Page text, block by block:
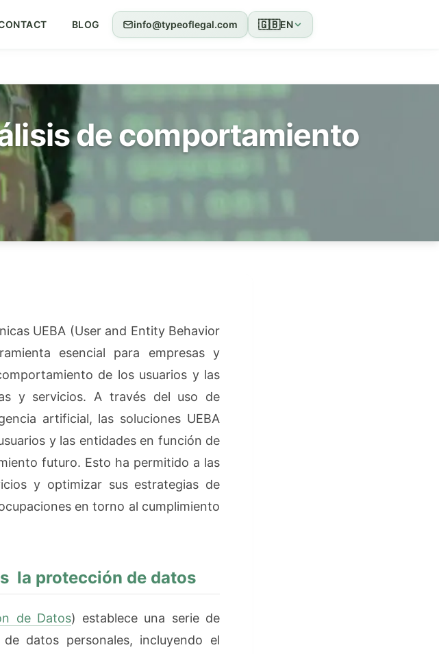
BLOG info@typeoflegal.com 🇬🇧EN
de comportamiento
UEBA (User and Entity Behavior
esencial para empresas y
de los usuarios y las
y servicios. A través del uso de
artificial, las soluciones UEBA
y las entidades en función de
futuro. Esto ha permitido a las
y optimizar sus estrategias de
en torno al cumplimiento
la protección de datos
de Datos) establece una serie de
datos personales, incluyendo el